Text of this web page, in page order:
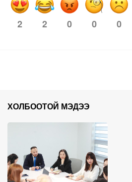
2 2 0 0 0
ХОЛБООТОЙ МЭДЭЭ